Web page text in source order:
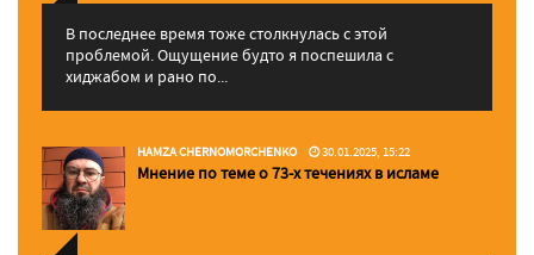
В последнее время тоже столкнулась с этой
проблемой. Ощущение будто я поспешила с
хиджабом и рано по...
HAMZA CHERNOMORCHENKO 30.01.2025, 15:22
Мнение по теме о 73-х течениях в исламе